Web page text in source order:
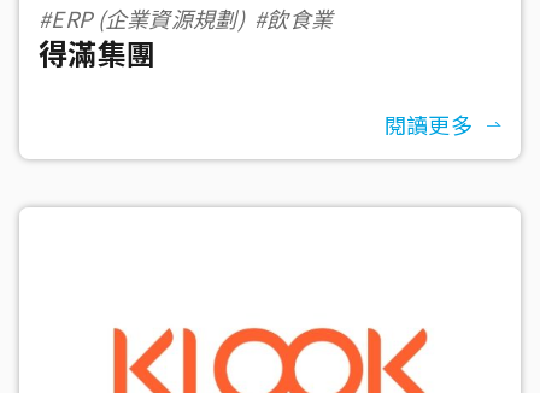
#ERP (企業資源規劃) #飲食業
得滿集團
閱讀更多